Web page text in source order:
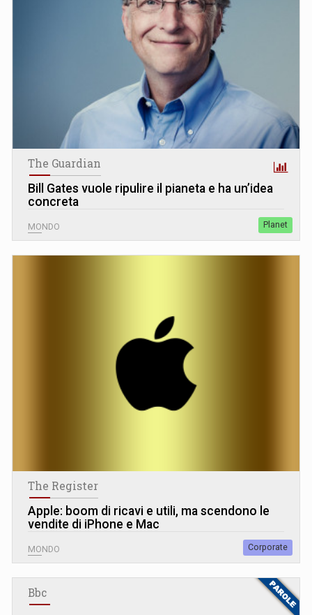
The Guardian
Bill Gates vuole ripulire il pianeta e ha un’idea
concreta
MONDO Planet
The Register
Apple: boom di ricavi e utili, ma scendono le
vendite di iPhone e Mac
MONDO Corporate
Bbc